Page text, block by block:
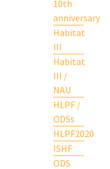
10th
anniversary
Habitat
III
Habitat
III /
NAU
HLPF /
ODSs
HLPF2020
ISHF
ODS